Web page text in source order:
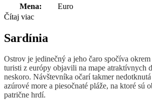
Mena:
Euro
Čítaj viac
Sardínia
Ostrov je jedinečný a jeho čaro spočíva
turisti z európy objavili na mape atraktívnych
neskoro. Návštevníka očarí takmer
azúrové more a piesočnaté pláže, na ktoré sú
patrične hrdí.